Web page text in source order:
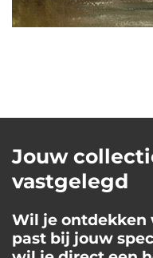
Jouw
vastgelegd
Wil je ontdekken
past bij jouw